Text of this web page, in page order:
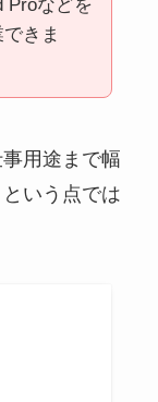
Proなどを
きま
用途まで幅
いう点では